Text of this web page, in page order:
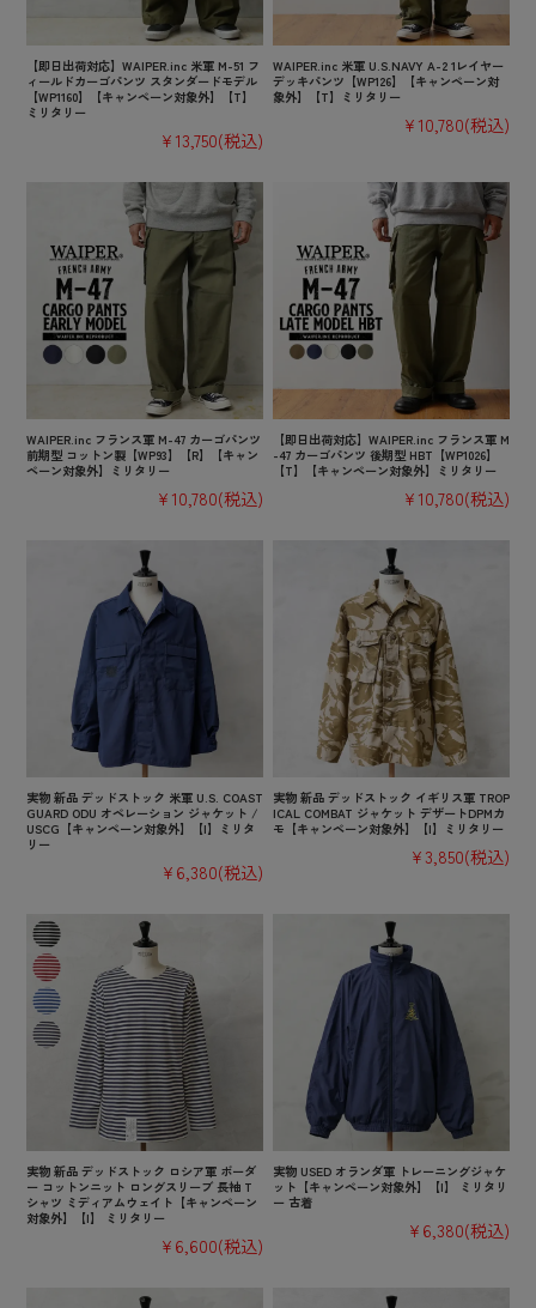
【即日出荷対応】WAIPER.inc 米軍 M-51 フ
ィールドカーゴパンツ スタンダードモデル
【WP1160】【キャンペーン対象外】【T】
ミリタリー
¥13,750(税込)
WAIPER.inc 米軍 U.S.NAVY A-2 1レイヤー
デッキパンツ【WP126】【キャンペーン対
象外】【T】ミリタリー
¥10,780(税込)
WAIPER.inc フランス軍 M-47 カーゴパンツ
前期型 コットン製【WP93】【R】【キャン
ペーン対象外】ミリタリー
¥10,780(税込)
【即日出荷対応】WAIPER.inc フランス軍 M
-47 カーゴパンツ 後期型 HBT【WP1026】
【T】【キャンペーン対象外】ミリタリー
¥10,780(税込)
実物 新品 デッドストック 米軍 U.S. COAST
GUARD ODU オペレーション ジャケット /
USCG【キャンペーン対象外】【I】ミリタ
リー
¥6,380(税込)
実物 新品 デッドストック イギリス軍 TROP
ICAL COMBAT ジャケット デザートDPMカ
モ【キャンペーン対象外】【I】ミリタリー
¥3,850(税込)
実物 新品 デッドストック ロシア軍 ボーダ
ー コットンニット ロングスリーブ 長袖 T
シャツ ミディアムウェイト【キャンペーン
対象外】【I】 ミリタリー
¥6,600(税込)
実物 USED オランダ軍 トレーニングジャケ
ット【キャンペーン対象外】【I】 ミリタリ
ー 古着
¥6,380(税込)